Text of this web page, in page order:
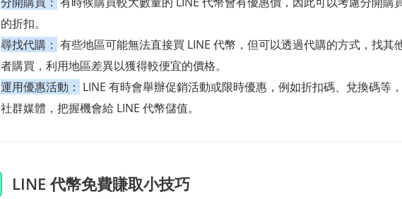
的折扣。
尋找代購： 有些地區可能無法直接買 LINE 代幣，但可以透過代購的方式，找其
者購買，利用地區差異以獲得較便宜的價格。
運用優惠活動： LINE 有時會舉辦促銷活動或限時優惠，例如折扣碼、兌換碼等
社群媒體，把握機會給 LINE 代幣儲值。
LINE 代幣免費賺取小技巧